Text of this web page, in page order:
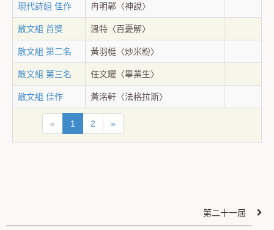
現代詩組 佳作 冉明郼〈神說〉
散文組 首獎 溫特〈百憂解〉
散文組 第二名 黃羽梃〈炒米粉〉
散文組 第三名 任文耀〈畢業生〉
散文組 佳作 黃洺軒〈法格拉斯〉
« 1 2 »
第二十一屆